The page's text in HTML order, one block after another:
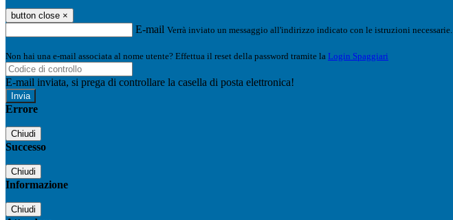
button close ×
E-mail Verrà inviato un messaggio all'indirizzo indicato con le istruzioni necessarie.
Non hai una e-mail associata al nome utente? Effettua il reset della password tramite la Login Spaggiari
E-mail inviata, si prega di controllare la casella di posta elettronica!
Errore
Chiudi
Successo
Chiudi
Informazione
Chiudi